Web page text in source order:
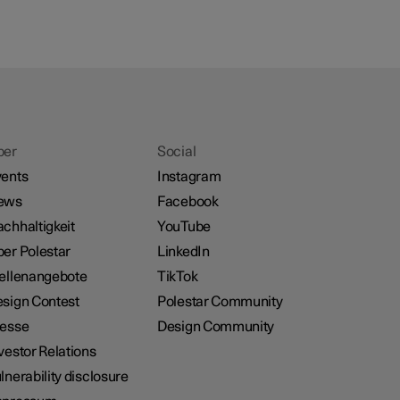
Polestar
Contest
Relations
disclosure
Social
Instagram
Facebook
YouTube
LinkedIn
TikTok
Polestar Community
Design Community